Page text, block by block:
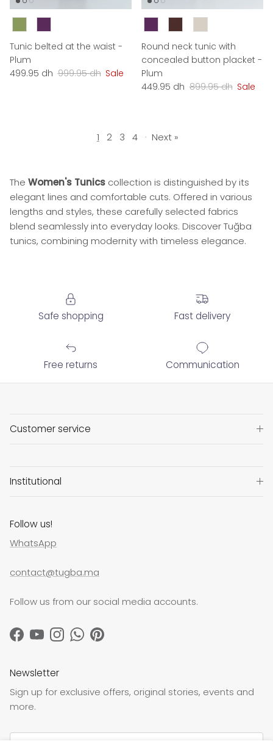
Tunic belted at the waist -
Plum
Sale price
499.95 dh Regular price
999.95 dh Sale
Couleur
Round neck tunic with
concealed button placket -
Plum
Sale price
449.95 dh Regular price
899.95 dh Sale
1 2 3 4 · Next »
The Women's Tunics collection is distinguished by its
elegant lines and comfortable cuts. Offered in various
lengths and styles, these carefully selected fabrics
blend seamlessly into everyday looks. Discover Tuğba
tunics, combining modernity with timeless elegance.
Safe shopping Fast delivery
Free returns Communication
Customer service
Institutional
Follow us!
WhatsApp
contact@tugba.ma
Follow us from our social media accounts.
Facebook
YouTubeInstagram
WhatsApp
Pinterest
Newsletter
Sign up for exclusive offers, original stories, events and
more.